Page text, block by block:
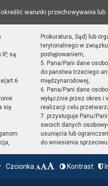
określić warunki przechowywania
są
się
Prokuratura, Sąd) lub
terytorialnego w
postępowaniem,
5. Pana/Pani dane
do państwa trzeciego
międzynarodowej,
6. Pana/Pani dane
wyłącznie przez okres i
realizacji celu
7. przysługuje Panu/
swoich danych
usunięcia lub
do wniesienia
Czcionka Kontrast